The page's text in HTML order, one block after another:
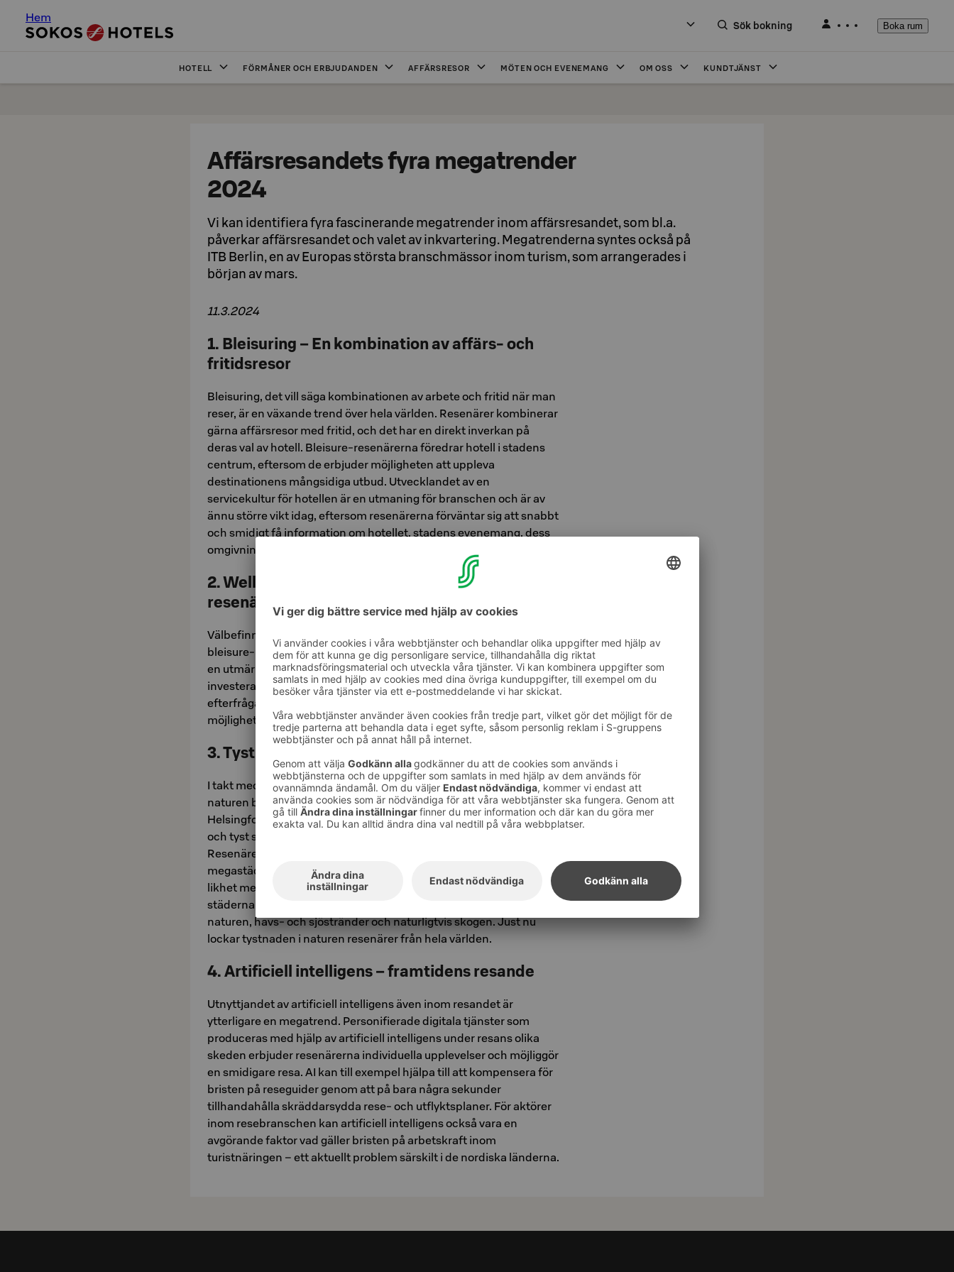
Hem
Sök bokning Boka rum
HOTELL FÖRMÅNER OCH ERBJUDANDEN AFFÄRSRESOR MÖTEN OCH EVENEMANG OM OSS KUNDTJÄNST
Affärsresandets fyra megatrender
2024
Vi kan identifiera fyra fascinerande megatrender inom affärsresandet, som bl.a.
påverkar affärsresandet och valet av inkvartering. Megatrenderna syntes också på
ITB Berlin, en av Europas största branschmässor inom turism, som arrangerades i
början av mars.
11.3.2024
1. Bleisuring – En kombination av affärs- och
fritidsresor
Bleisuring, det vill säga kombinationen av arbete och fritid när man
reser, är en växande trend över hela världen. Resenärer kombinerar
gärna affärsresor med fritid, och det har en direkt inverkan på
deras val av hotell. Bleisure-resenärerna föredrar hotell i stadens
centrum, eftersom de erbjuder möjligheten att uppleva
destinationens mångsidiga utbud. Utvecklandet av en
servicekultur för hotellen är en utmaning för branschen och är av
ännu större vikt idag, eftersom resenärerna förväntar sig att snabbt
och smidigt få information om hotellet, stadens evenemang, dess
omgivningar och trendiga restauranger.
2. Wellness – trendigt även bland bleisure-
resenärerna
Välbefinnande och hälsoturism är starkt växande trender inom
bleisure-resandet. Tack vare sin närhet till naturen erbjuder Finland
en utmärkt miljö för den här typen av resande. Resenärerna vill
investera i sitt eget välbefinnande, och hotellen kan svara på
efterfrågan genom att erbjuda tjänster av hög kvalitet och
möjligheter till avkoppling och njutningsfyllda upplevelser.
3. Tystnad och närhet till naturen
I takt med den växande hälsoturismen har tystnad och närhet till
naturen blivit mycket trendiga faktorer vid valet av resmål.
Helsingfors har ute i världen rykte om sig att vara en hållbar, lugn
och tyst stad. Men varför är det just tystnad som lockar turister?
Resenärer som anländer från bullriga och myllrande internationella
megastäder upplever Helsingfors som en lugn och fridfull stad – i
likhet med Finlands övriga största städer. Dessutom erbjuder
städerna i Finland fördelar såsom enkel och snabb tillgång till
naturen, havs- och sjöstränder och naturligtvis skogen. Just nu
lockar tystnaden i naturen resenärer från hela världen.
4. Artificiell intelligens – framtidens resande
Utnyttjandet av artificiell intelligens även inom resandet är
ytterligare en megatrend. Personifierade digitala tjänster som
produceras med hjälp av artificiell intelligens under resans olika
skeden erbjuder resenärerna individuella upplevelser och möjliggör
en smidigare resa. AI kan till exempel hjälpa till att kompensera för
bristen på reseguider genom att på bara några sekunder
tillhandahålla skräddarsydda rese- och utflyktsplaner. För aktörer
inom resebranschen kan artificiell intelligens också vara en
avgörande faktor vad gäller bristen på arbetskraft inom
turistnäringen – ett aktuellt problem särskilt i de nordiska länderna.